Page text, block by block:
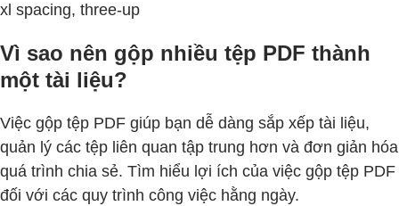
xl spacing, three-up
Vì sao nên gộp nhiều tệp PDF thành
một tài liệu?
Việc gộp tệp PDF giúp bạn dễ dàng sắp xếp tài liệu,
quản lý các tệp liên quan tập trung hơn và đơn giản hóa
quá trình chia sẻ. Tìm hiểu lợi ích của việc gộp tệp PDF
đối với các quy trình công việc hằng ngày.